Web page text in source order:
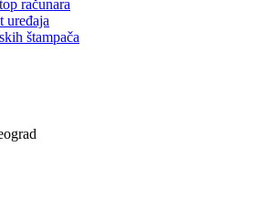
računara
uređaja
štampača